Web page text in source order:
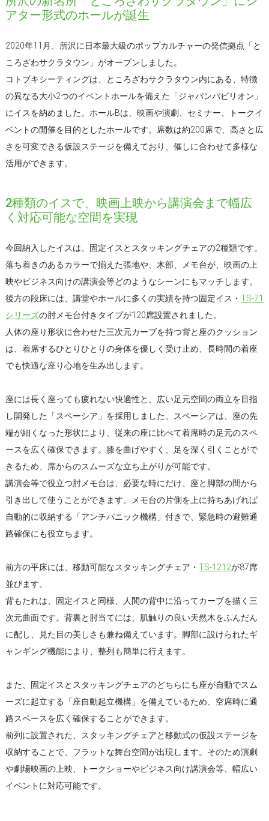
アター形式のホールが誕生
2020年11月、所沢に日本最大級のポップカルチャーの発信拠点「と
ころざわサクラタウン」がオープンしました。
コトブキシーティングは、ところざわサクラタウン内にある、特徴
の異なる大小2つのイベントホールを備えた「ジャパンパビリオン」
にイスを納めました。ホールBは、映画や演劇、セミナー、トークイ
ベントの開催を目的としたホールです。席数は約200席で、高さと広
さを可変できる仮設ステージを備えており、催しに合わせて多様な
活用ができます。
2種類のイスで、映画上映から講演会まで幅広
く対応可能な空間を実現
今回納入したイスは、固定イスとスタッキングチェアの2種類です。
落ち着きのあるカラーで揃えた張地や、木部、メモ台が、映画の上
映やビジネス向けの講演会等どのようなシーンにもマッチします。
後方の段床には、講堂やホールに多くの実績を持つ固定イス・ TS-71
シリーズの肘メモ台付きタイプが120席設置されました。
人体の座り形状に合わせた三次元カーブを持つ背と座のクッション
は、着席するひとりひとりの身体を優しく受け止め、長時間の着座
でも快適な座り心地を生み出します。
座には長く座っても疲れない快適性と、広い足元空間の両立を目指
し開発した「スペーシア」を採用しました。スペーシアは、座の先
端が細くなった形状により、従来の座に比べて着席時の足元のスペ
ースを広く確保できます。膝を曲げやすく、足を深く引くことがで
きるため、席からのスムーズな立ち上がりが可能です。
講演会等で役立つ肘メモ台は、必要な時にだけ、座と脚部の間から
引き出して使うことができます。メモ台の片側を上に持ちあげれば
自動的に収納する「アンチパニック機構」付きで、緊急時の避難通
路確保にも役立ちます。
前方の平床には、移動可能なスタッキングチェア・ TS-1212が87席
並びます。
背もたれは、固定イスと同様、人間の背中に沿ってカーブを描く三
次元曲面です。背裏と肘当てには、肌触りの良い天然木をふんだん
に配し、見た目の美しさも兼ね備えています。脚部に設けられたギ
ャンギング機能により、整列も簡単に行えます。
また、固定イスとスタッキングチェアのどちらにも座が自動でスム
ーズに起立する「座自動起立機構」を備えているため、空席時に通
路スペースを広く確保することができます。
前列に設置された、スタッキングチェアと移動式の仮設ステージを
収納することで、フラットな舞台空間が出現します。そのため演劇
や劇場映画の上映、トークショーやビジネス向け講演会等、幅広い
イベントに対応可能です。